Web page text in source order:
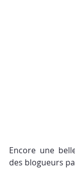
Encore une
des blogueurs